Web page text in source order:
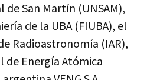
de San Martín (UNSAM),
de la UBA (FIUBA), el
Radioastronomía (IAR),
de Energía Atómica